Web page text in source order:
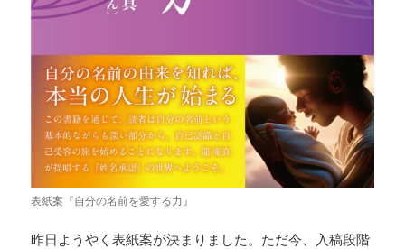
表紙案『自分の名前を愛する力』
昨日ようやく表紙案が決まりました。ただ今、入稿段階